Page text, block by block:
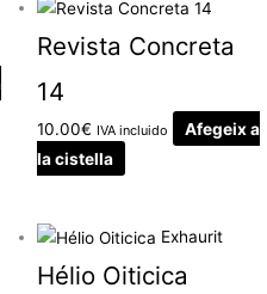
Revista Concreta
14
10.00€ IVA incluido
Afegeix a
la cistella
Exhaurit
Hélio Oiticica